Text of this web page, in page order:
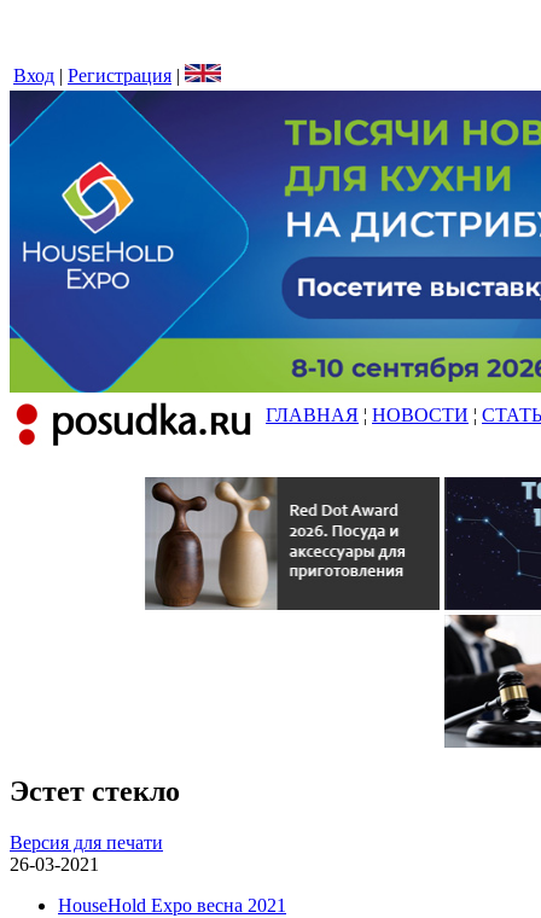
Вход | Регистрация |
ГЛАВНАЯ ¦ НОВОСТИ ¦
Эстет стекло
Версия для печати
26-03-2021
HouseHold Expo весна 2021